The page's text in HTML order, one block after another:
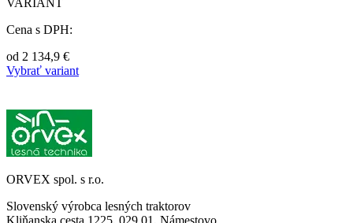
Cena s DPH:
od 2 134,9 €
Vybrať variant
ORVEX spol. s r.o.
Slovenský výrobca lesných traktorov
Kliňanska cesta 1225, 029 01, Námestovo